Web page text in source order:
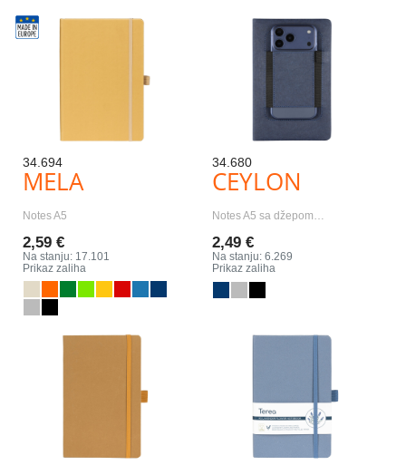
34.694
MELA
Notes A5
2,59 €
Na stanju: 17.101
Prikaz zaliha
34.680
CEYLON
Notes A5 sa džepom…
2,49 €
Na stanju: 6.269
Prikaz zaliha